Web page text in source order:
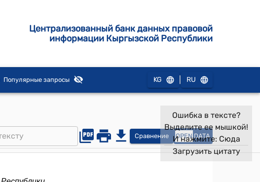
Централизованный банк данных правовой
информации Кыргызской Республики
Популярные запросы KG RU
Сравнение OPEN DATA
Ошибка в тексте?
Выделите ее мышкой!
И нажмите: Сюда
Загрузить цитату